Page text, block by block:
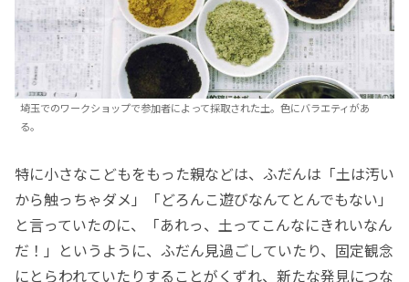
埼玉でのワークショップで参加者によって採取された土。色にバラエティがあ
る。
特に小さなこどもをもった親などは、ふだんは「土は汚い
から触っちゃダメ」「どろんこ遊びなんてとんでもない」
と言っていたのに、「あれっ、土ってこんなにきれいなん
だ！」というように、ふだん見過ごしていたり、固定観念
にとらわれていたりすることがくずれ、新たな発見につな